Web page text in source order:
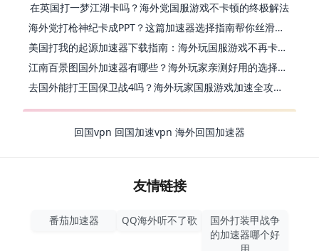
在英国打一梦江湖卡吗？海外党国服游戏不卡顿的终极解法
海外党打枪神纪卡成PPT？这篇加速器选择指南帮你丝滑上分
美国打我的起源加速器下载指南：海外玩国服游戏不再卡的终极方案
江南百景图国外加速器有哪些？海外玩家亲测好用的选择与避坑指南
去国外能打王国保卫战4吗？海外玩家国服游戏加速全攻略（附公主连结幻想江湖实测）
回国vpn 回国加速vpn 海外回国加速器
友情链接
番茄加速器 QQ海外听不了歌
国外打装甲战争
的加速器哪个好